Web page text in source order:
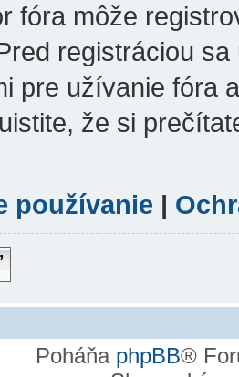
fóra môže
registráciou
pre užívanie fóra
že si
používanie |
Poháňa phpBB®